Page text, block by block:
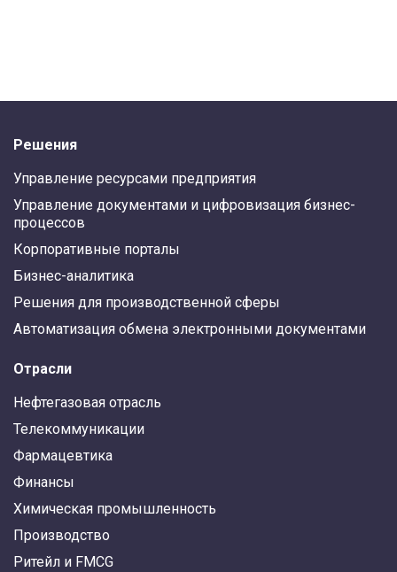
Решения
Управление ресурсами предприятия
Управление документами и цифровизация бизнес-
процессов
Корпоративные порталы
Бизнес-аналитика
Решения для производственной сферы
Автоматизация обмена электронными документами
Отрасли
Нефтегазовая отрасль
Телекоммуникации
Фармацевтика
Финансы
Химическая промышленность
Производство
Ритейл и FMCG